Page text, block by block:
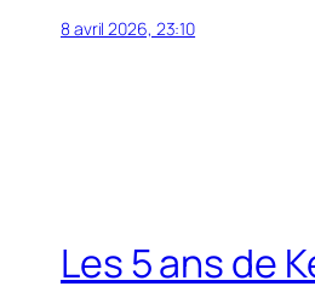
8 avril 2026, 23:10
Les 5 ans de